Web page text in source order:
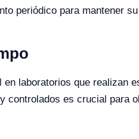
periódico para mantener
laboratorios que realizan
controlados es crucial para